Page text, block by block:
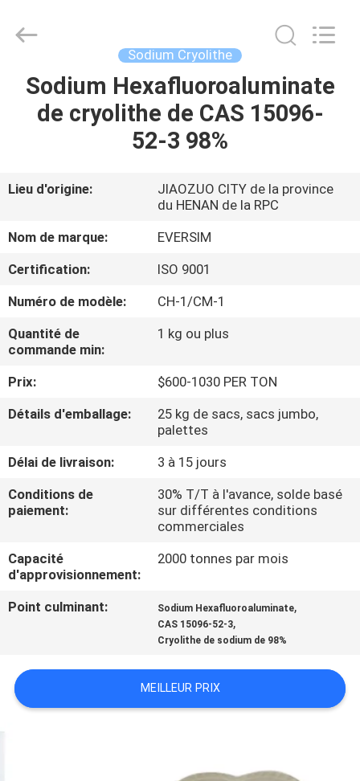
PRODUITS
VIDÉOS
À
PROPOS
DE
NOUS
VISITE
DE
L'USINE
DE
LA
QUALITÉ
NOUS
CONTACTER
Imp.&Exp.Co.,Ltd.
Sodium Cryolithe
Sodium Hexafluoroaluminate
de cryolithe de CAS 15096-
52-3 98%
Lieu d'origine:
JIAOZUO CITY de la province
du HENAN de la RPC
Nom de marque:
EVERSIM
Certification:
ISO 9001
Numéro de modèle:
CH-1/CM-1
Quantité de
commande min:
1 kg ou plus
Prix:
$600-1030 PER TON
Détails d'emballage:
25 kg de sacs, sacs jumbo,
palettes
Délai de livraison:
3 à 15 jours
Conditions de
paiement:
30% T/T à l'avance, solde basé
sur différentes conditions
commerciales
Capacité
d'approvisionnement:
2000 tonnes par mois
Point culminant: Sodium Hexafluoroaluminate,
CAS 15096-52-3,
Cryolithe de sodium de 98%
MEILLEUR PRIX